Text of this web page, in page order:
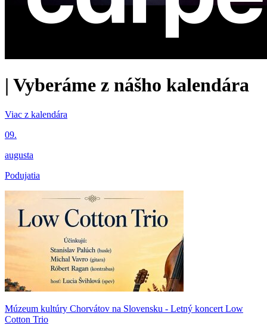
| Vyberáme z nášho kalendára
Viac z kalendára
09.
augusta
Podujatia
Múzeum kultúry Chorvátov na Slovensku - Letný koncert Low
Cotton Trio